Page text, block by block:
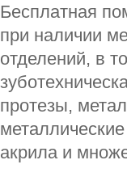
Бесплатная
при наличии
отделений, в
протезы,
акрила и